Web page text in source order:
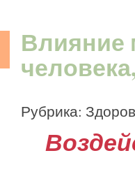
Влияние
Рубрика: